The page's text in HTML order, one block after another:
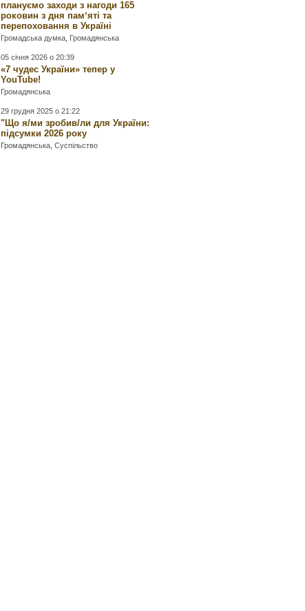
плануємо заходи з нагоди 165
роковин з дня памʼяті та
перепоховання в Україні
Громадська думка Громадянська
05 січня 2026 о 20:39
«7 чудес України» тепер у
YouTube!
Громадянська
29 грудня 2025 о 21:22
"Що я/ми зробив/ли для України:
підсумки 2026 року
Громадянська ,Суспільство